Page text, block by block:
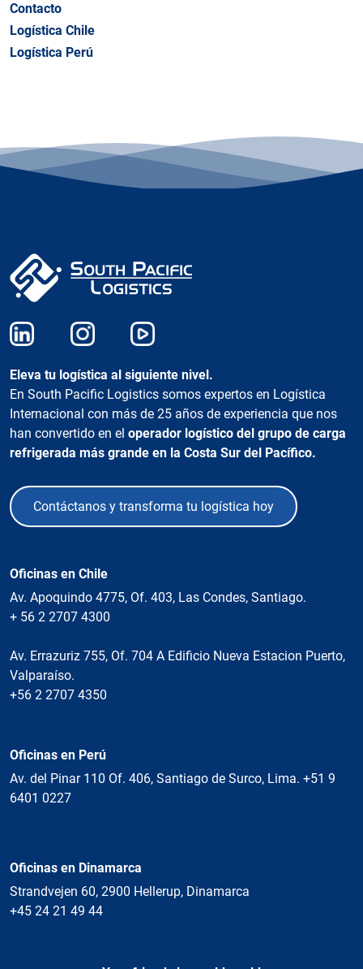
Contacto
Logística Chile
Logística Perú
Eleva tu logística al siguiente nivel.
En South Pacific Logistics somos expertos en Logística
Internacional con más de 25 años de experiencia que nos
han convertido en el operador logístico del grupo de carga
refrigerada más grande en la Costa Sur del Pacífico.
Contáctanos y transforma tu logística hoy
Oficinas en Chile
Av. Apoquindo 4775, Of. 403, Las Condes, Santiago.
+ 56 2 2707 4300
Av. Errazuriz 755, Of. 704 A Edificio Nueva Estacion Puerto,
Valparaíso.
+56 2 2707 4350
Oficinas en Perú
Av. del Pinar 110 Of. 406, Santiago de Surco, Lima. +51 9
6401 0227
Oficinas en Dinamarca
Strandvejen 60, 2900 Hellerup, Dinamarca
+45 24 21 49 44